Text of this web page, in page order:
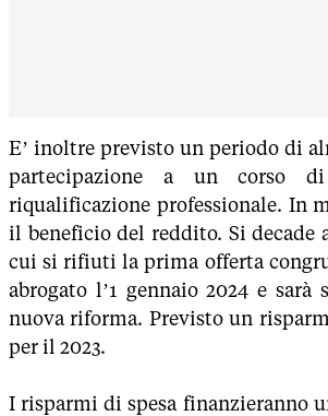
E’ inoltre previsto un periodo di
partecipazione a un corso
riqualificazione professionale. In
il beneficio del reddito. Si decade
cui si rifiuti la prima offerta
abrogato l’1 gennaio 2024 e
nuova riforma. Previsto un
per il 2023.
I risparmi di spesa finanzieranno